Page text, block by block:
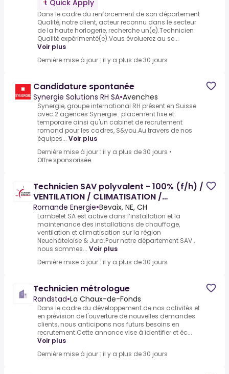
Quick Apply
Dans le cadre du renforcement de son département
Qualité, notre client, acteur reconnu dans le secteur
de la haute horlogerie, recherche un(e).Technicien
Qualité expérimenté(e).Vous évoluerez au se...
Voir plus
Dernière mise à jour : il y a plus de 30 jours
Candidature spontanée
Synergie Solutions RH SA•Avenches
Synergie, groupe international RH présent en Suisse
avec 2 agences Synergie : placement fixe et
temporaire ainsi qu'un cabinet de recrutement
romand pour les cadres, S&you.Au travers de nos
équipes... Voir plus
Dernière mise à jour : il y a plus de 30 jours •
Offre sponsorisée
Technicien SAV polyvalent - 100% (f/h) /
VENTILATION / CLIMATISATION /
CHAUFFAGE / REGULATION
Romande Energie•Bevaix, NE, CH
Lambelet SA est active dans l’installation et la
maintenance des installations de chauffage,
ventilation et climatisation sur la région
Neuchâteloise & Jura.Pour notre département SAV ,
nous sommes... Voir plus
Dernière mise à jour : il y a plus de 30 jours
Technicien métrologue
Randstad•La Chaux-de-Fonds
Dans le cadre du développement de nos activités et
en prévision de l'ouverture de nouvelles demandes
clients, nous anticipons nos futurs besoins en
recrutement.Cette annonce vise à identifier et éc...
Voir plus
Dernière mise à jour : il y a plus de 30 jours